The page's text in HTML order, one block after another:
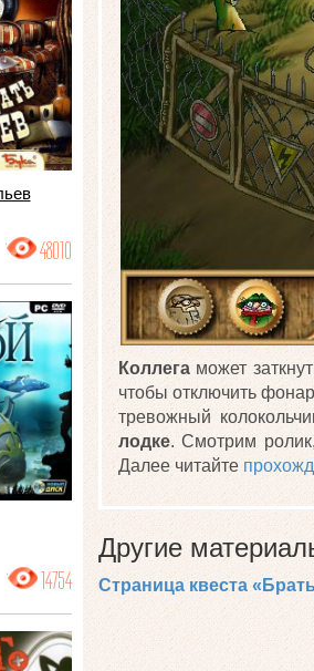
48010
14754
Коллегаможет
чтобы отключить
тревожный
лодке. Смотрим
Далее читайте
Другие
Страница квеста